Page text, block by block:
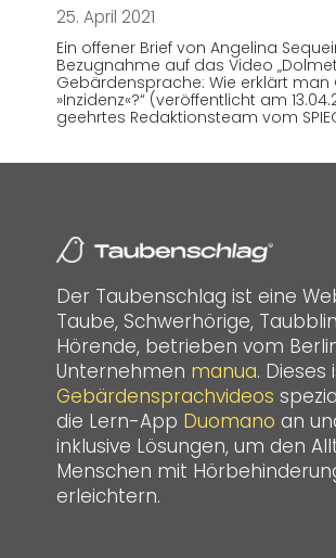
25. April 2021
Ein offener Brief von Angelina
Bezugnahme auf das Video
Gebärdensprache: Wie erklärt man
»Inzidenz«?“ (veröffentlicht am
geehrtes Redaktionsteam vom
Der Taubenschlag ist eine
Taube, Schwerhörige,
Hörende, betrieben vom
Unternehmen manua. Dieses
Gebärdensprachvideos
die Lern-App Duomano an
inklusive Lösungen, um den
Menschen mit
erleichtern.